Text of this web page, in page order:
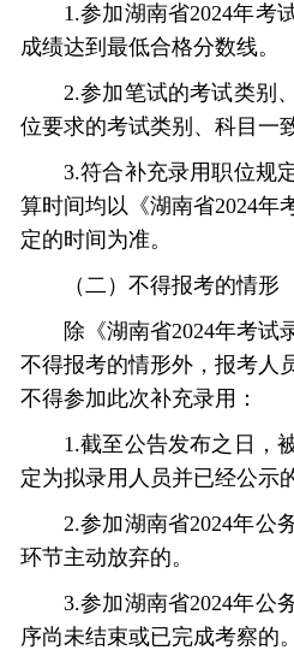
1.参加湖南省2024年考
成绩达到最低合格分数线。
2.参加笔试的考试类别
位要求的考试类别、科目一
3.符合补充录用职位规
算时间均以《湖南省2024年
定的时间为准。
（二）不得报考的情形
除《湖南省2024年考试
不得报考的情形外，报考人
不得参加此次补充录用：
1.截至公告发布之日，
定为拟录用人员并已经公示
2.参加湖南省2024年公
环节主动放弃的。
3.参加湖南省2024年公
序尚未结束或已完成考察的。